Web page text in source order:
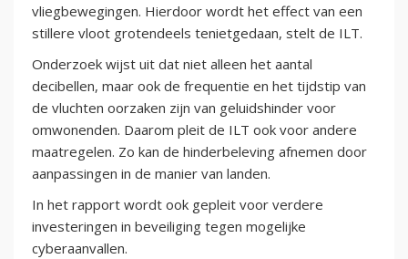
vliegbewegingen. Hierdoor wordt het effect van een
stillere vloot grotendeels tenietgedaan, stelt de ILT.
Onderzoek wijst uit dat niet alleen het aantal
decibellen, maar ook de frequentie en het tijdstip van
de vluchten oorzaken zijn van geluidshinder voor
omwonenden. Daarom pleit de ILT ook voor andere
maatregelen. Zo kan de hinderbeleving afnemen door
aanpassingen in de manier van landen.
In het rapport wordt ook gepleit voor verdere
investeringen in beveiliging tegen mogelijke
cyberaanvallen.